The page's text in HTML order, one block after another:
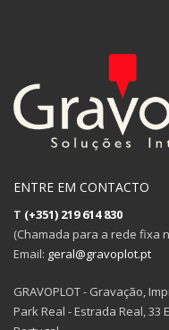
ENTRE EM CONTACTO
T (+351) 219 614 830
(Chamada para a rede fixa
Email: geral@gravoplot.pt
GRAVOPLOT - Gravação,
Park Real - Estrada Real, 33